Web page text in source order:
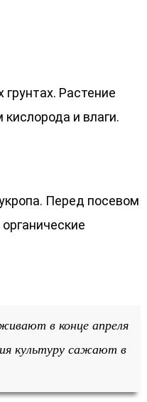
Растение
и влаги.
Перед посевом
в конце апреля
культуру сажают в